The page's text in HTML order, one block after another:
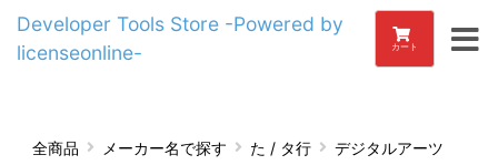
Developer Tools Store -Powered by
licenseonline-
カート
全商品 メーカー名で探す た / タ行 デジタルアーツ